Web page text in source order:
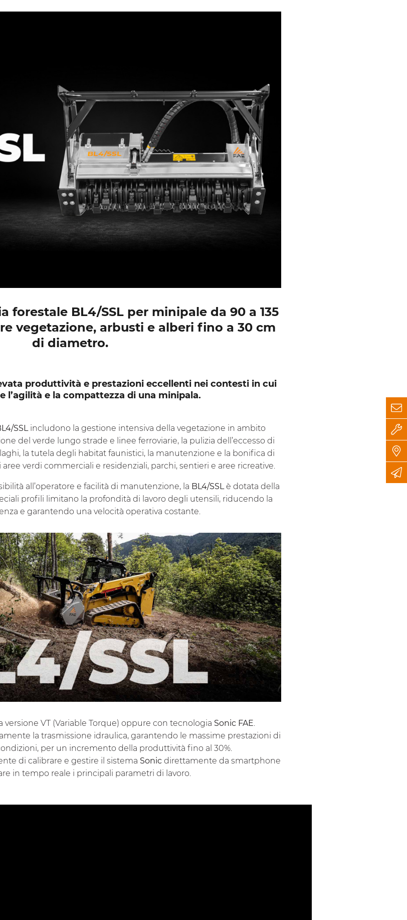
forestale BL4/SSL per minipale da 90 a 135
vegetazione, arbusti e alberi fino a 30 cm
di diametro.
produttività e prestazioni eccellenti nei contesti in cui
l’agilità e la compattezza di una minipala.
SSLincludono la gestione intensiva della vegetazione in ambito
del verde lungo strade e linee ferroviarie, la pulizia dell’eccesso di
la tutela degli habitat faunistici, la manutenzione e la bonifica di
verdi commerciali e residenziali, parchi, sentieri e aree ricreative.
all’operatore e facilità di manutenzione, la BL4/SSLè dotata della
profili limitano la profondità di lavoro degli utensili, riducendo la
e garantendo una velocità operativa costante.
VT (Variable Torque) oppure con tecnologia Sonic FAE.
la trasmissione idraulica, garantendo le massime prestazioni di
per un incremento della produttività fino al 30%.
di calibrare e gestire il sistema Sonic direttamente da smartphone
in tempo reale i principali parametri di lavoro.